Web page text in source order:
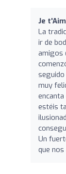
Je
La
ir de
amigos
seguido
muy
estéis
Un
que